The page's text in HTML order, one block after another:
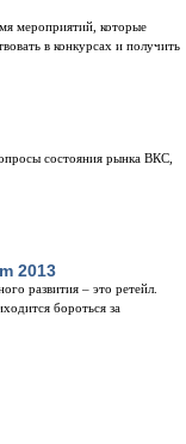
мероприятий, которые
в конкурсах и получить
состояния рынка ВКС,
2013
развития – это ретейл.
бороться за